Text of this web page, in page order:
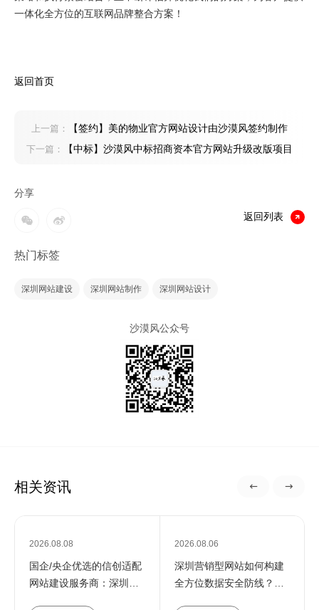
分享
返回列表
热门标签
深圳网站建设 深圳网站制作 深圳网站设计
沙漠风公众号
一体化全方位的互联网品牌整合方案！
返回首页
上一篇： 【签约】美的物业官方网站设计由沙漠风签约制作
下一篇： 【中标】沙漠风中标招商资本官方网站升级改版项目
相关资讯
2026.08.08
国企/央企优选的信创适配
网站建设服务商：深圳定
2026.08.06
深圳营销型网站如何构建
全方位数据安全防线？专